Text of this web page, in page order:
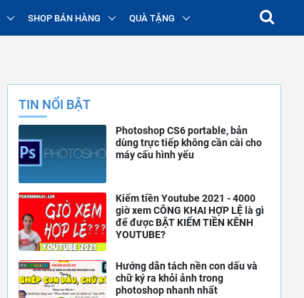
SHOP BÁN HÀNG QUÀ TẶNG
TIN NỔI BẬT
Photoshop CS6 portable, bản
dùng trực tiếp không cần cài cho
máy cấu hình yếu
Kiếm tiền Youtube 2021 - 4000
giờ xem CÔNG KHAI HỢP LỆ là gì
để được BẬT KIẾM TIỀN KÊNH
YOUTUBE?
Hướng dẫn tách nền con dấu và
chữ ký ra khỏi ảnh trong
photoshop nhanh nhất